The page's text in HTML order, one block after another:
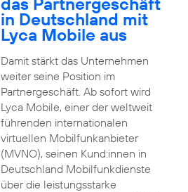
in Deutschland mit
Lyca Mobile aus
Damit stärkt das Unternehmen
weiter seine Position im
Partnergeschäft. Ab sofort wird
Lyca Mobile, einer der weltweit
führenden internationalen
virtuellen Mobilfunkanbieter
(MVNO), seinen Kund:innen in
Deutschland Mobilfunkdienste
über die leistungsstarke